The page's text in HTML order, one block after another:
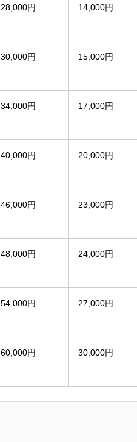
28,000円 14,000円
30,000円 15,000円
34,000円 17,000円
40,000円 20,000円
46,000円 23,000円
48,000円 24,000円
54,000円 27,000円
60,000円 30,000円